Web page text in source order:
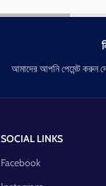
আমাদের আপনি পেমেন্ট করুন
SOCIAL LINKS
Facebook